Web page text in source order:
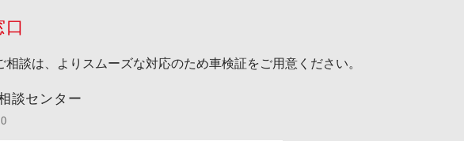
口
相談は、よりスムーズな対応のため車検証をご用意ください。
談センター